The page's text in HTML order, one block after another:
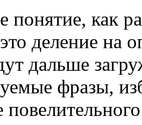
понятие, как
деление на
дальше
фразы,